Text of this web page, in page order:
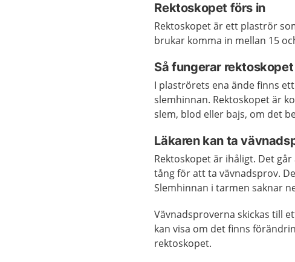
Rektoskopet förs in
Rektoskopet är ett plaströr
brukar komma in mellan 15
Så fungerar rektoskopet
I plaströrets ena ände finns
slemhinnan. Rektoskopet är
slem, blod eller bajs, om det
Läkaren kan ta
Rektoskopet är ihåligt. Det
tång för att ta vävnadsprov.
Slemhinnan i tarmen saknar
Vävnadsproverna skickas till
kan visa om det finns
rektoskopet.